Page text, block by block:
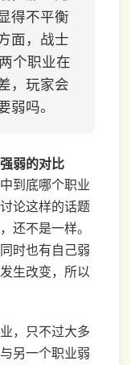
得不平衡
面，战士
个职业在
，玩家会
吗。
弱的对比
到底哪个职业
论这样的话题
还不是一样。
时也有自己弱
生改变，所以
，只不过大多
另一个职业弱